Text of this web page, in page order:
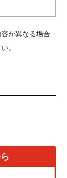
が異なる場合
。